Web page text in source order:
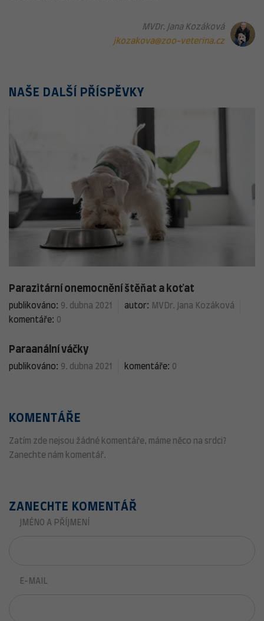
MVDr. Jana Kozáková
jkozakova@zoo-veterina.cz
NAŠE DALŠÍ PŘÍSPĚVKY
Parazitární onemocnění štěňat a koťat
publikováno: 9. dubna 2021 autor:
MVDr. Jana Kozáková
komentáře: 0
Paraanální váčky
publikováno: 9. dubna 2021 komentáře: 0
KOMENTÁŘE
Zatím zde nejsou žádné komentáře, máme něco na srdci?
Zanechte nám komentář.
ZANECHTE KOMENTÁŘ
JMÉNO A PŘÍJMENÍ
E-MAIL